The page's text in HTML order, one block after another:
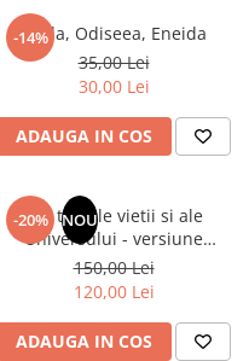
-14%
Iliada, Odiseea, Eneida
35,00 Lei
30,00 Lei
ADAUGA IN COS
-20% NOU
Din tainele vietii si ale
Universului - versiune
originala din 1939. Volumele I-
III. Cutie de colectie -Scarlat
Demetrescu
150,00 Lei
120,00 Lei
ADAUGA IN COS